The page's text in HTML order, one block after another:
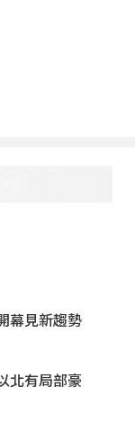
幕見新趨勢
北有局部豪